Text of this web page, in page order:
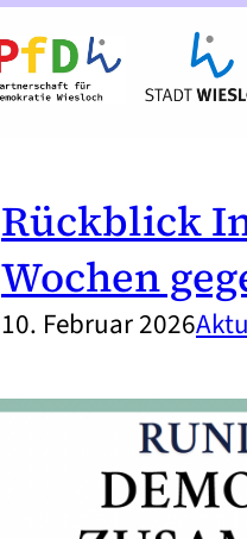
Rückblick
Wochen
10. Februar 2026